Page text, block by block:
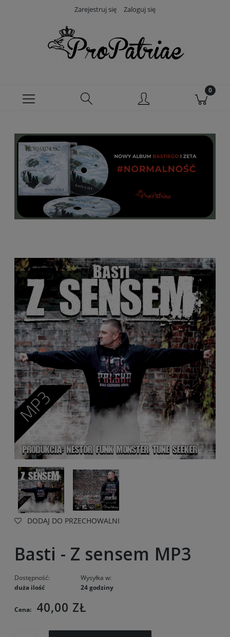
Zarejestruj się Zaloguj się
DODAJ DO PRZECHOWALNI
Basti - Z sensem MP3
Dostępność:
duża ilość
Wysyłka w:
24 godziny
Cena: 40,00 ZŁ